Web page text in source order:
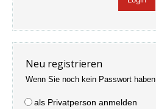
Neu registrieren
Wenn Sie noch kein Passwort haben.
als Privatperson anmelden